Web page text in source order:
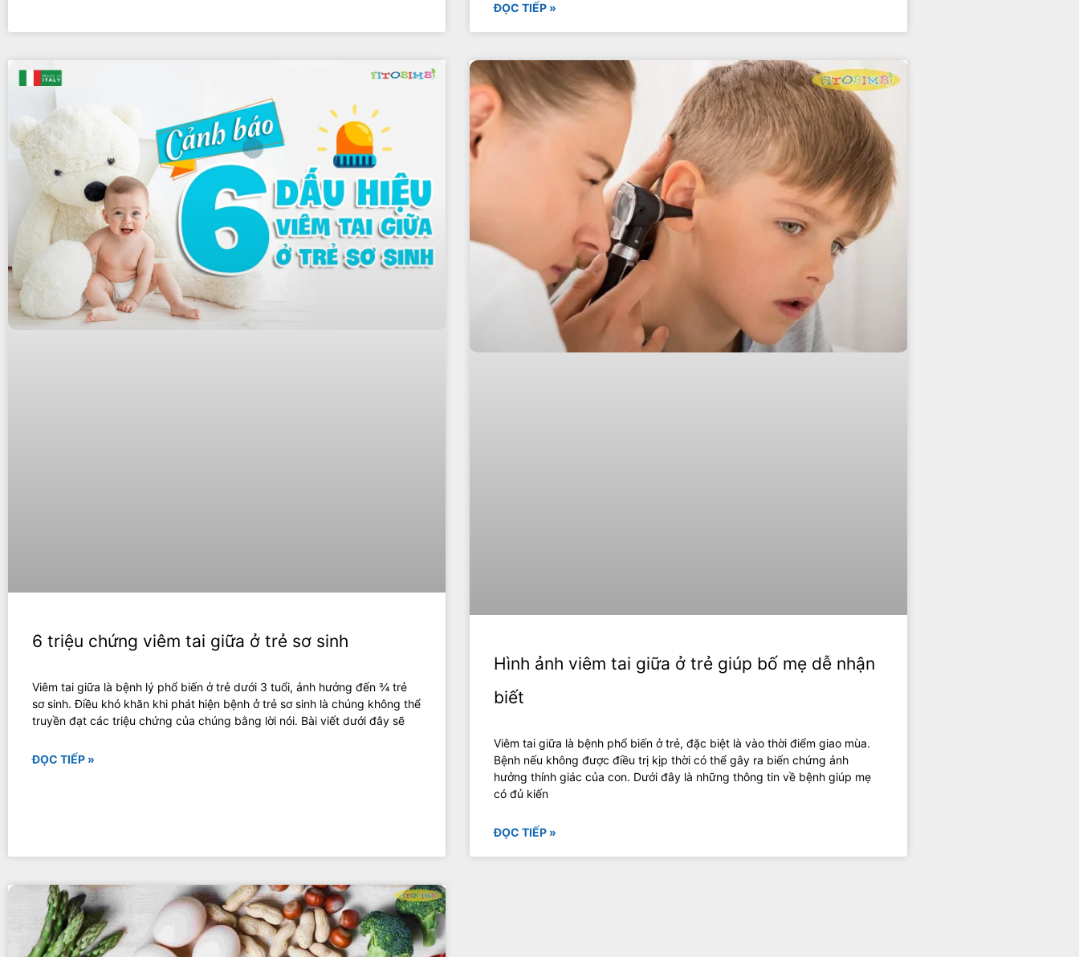
ĐỌC TIẾP »
6 triệu chứng viêm tai giữa ở trẻ sơ sinh
Viêm tai giữa là bệnh lý phổ biến ở trẻ dưới 3 tuổi, ảnh hưởng đến ¾ trẻ
sơ sinh. Điều khó khăn khi phát hiện bệnh ở trẻ sơ sinh là chúng không thể
truyền đạt các triệu chứng của chúng bằng lời nói. Bài viết dưới đây sẽ
ĐỌC TIẾP »
Hình ảnh viêm tai giữa ở trẻ giúp bố mẹ dễ nhận
biết
Viêm tai giữa là bệnh phổ biến ở trẻ, đặc biệt là vào thời điểm giao mùa.
Bệnh nếu không được điều trị kịp thời có thể gây ra biến chứng ảnh
hưởng thính giác của con. Dưới đây là những thông tin về bệnh giúp mẹ
có đủ kiến
ĐỌC TIẾP »